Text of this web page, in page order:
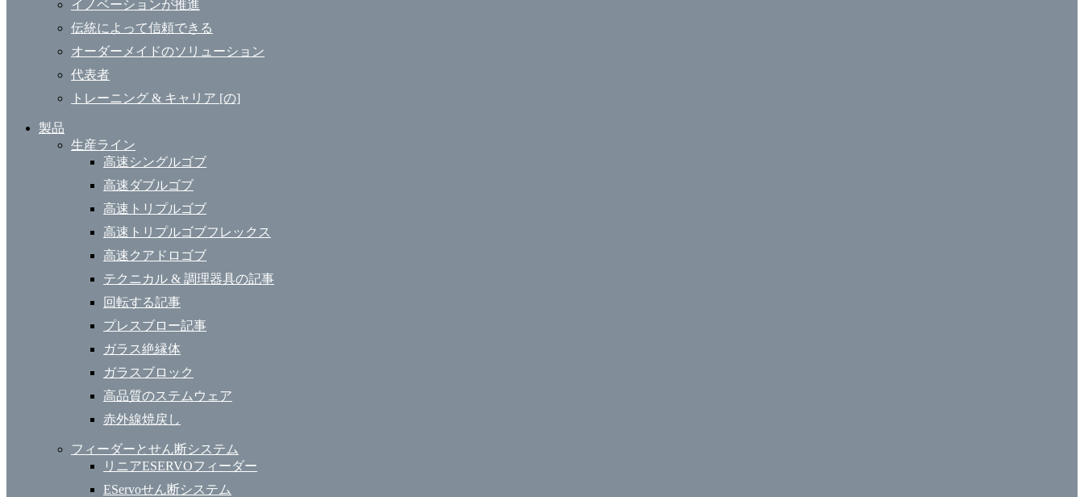
イノベーションが推進
伝統によって信頼できる
オーダーメイドのソリューション
代表者
トレーニング & キャリア [の]
製品
生産ライン
高速シングルゴブ
高速ダブルゴブ
高速トリプルゴブ
高速トリプルゴブフレックス
高速クアドロゴブ
テクニカル & 調理器具の記事
回転する記事
プレスブロー記事
ガラス絶縁体
ガラスブロック
高品質のステムウェア
赤外線焼戻し
フィーダーとせん断システム
リニアESERVOフィーダー
EServoせん断システム